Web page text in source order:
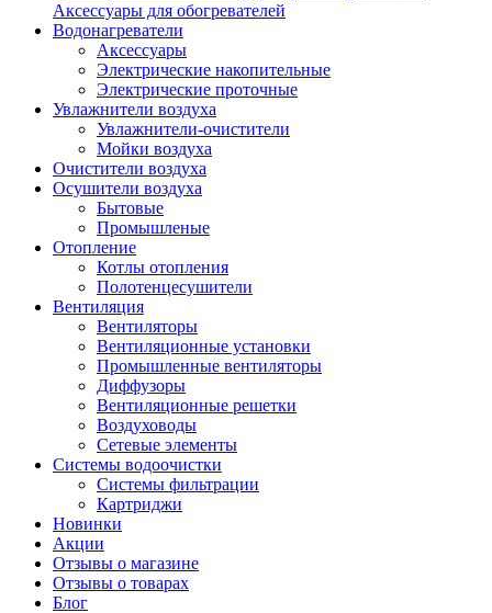
Аксессуары для обогревателей
Водонагреватели
Аксессуары
Электрические накопительные
Электрические проточные
Увлажнители воздуха
Увлажнители-очистители
Мойки воздуха
Очистители воздуха
Осушители воздуха
Бытовые
Промышленые
Отопление
Котлы отопления
Полотенцесушители
Вентиляция
Вентиляторы
Вентиляционные установки
Промышленные вентиляторы
Диффузоры
Вентиляционные решетки
Воздуховоды
Сетевые элементы
Системы водоочистки
Системы фильтрации
Картриджи
Новинки
Акции
Отзывы о магазине
Отзывы о товарах
Блог